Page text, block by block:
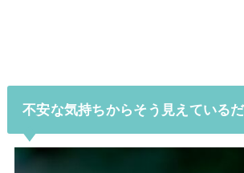
不安な気持ちからそう見えている